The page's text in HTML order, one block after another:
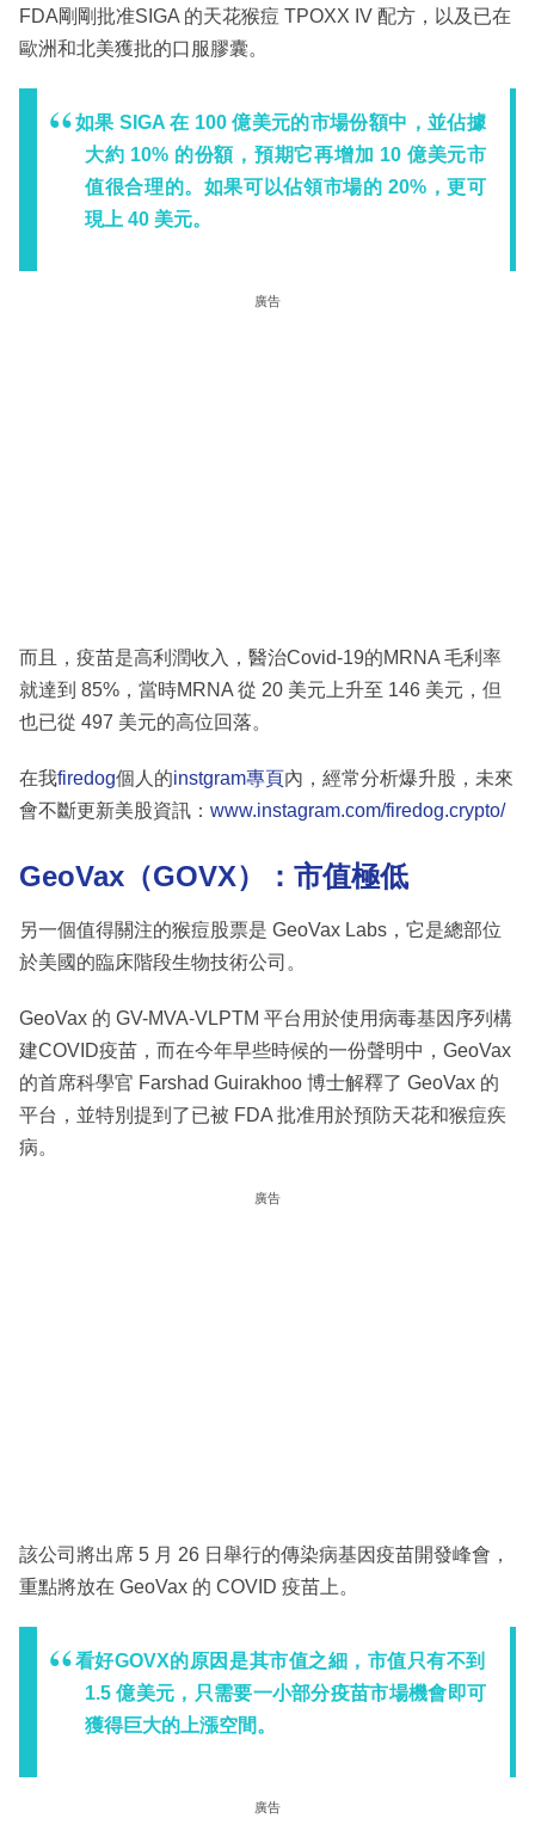
FDA剛剛批准SIGA 的天花猴痘 TPOXX IV 配方，以及已在
歐洲和北美獲批的口服膠囊。
如果 SIGA 在 100 億美元的市場份額中，並佔據
大約 10% 的份額，預期它再增加 10 億美元市
值很合理的。如果可以佔領市場的 20%，更可
現上 40 美元。
廣告
而且，疫苗是高利潤收入，醫治Covid-19的MRNA 毛利率
就達到 85%，當時MRNA 從 20 美元上升至 146 美元，但
也已從 497 美元的高位回落。
在我firedog個人的instgram專頁內，經常分析爆升股，未來
會不斷更新美股資訊： www.instagram.com/firedog.crypto/
GeoVax （GOVX）：市值極低
另一個值得關注的猴痘股票是 GeoVax Labs，它是總部位
於美國的臨床階段生物技術公司。
GeoVax 的 GV-MVA-VLPTM 平台用於使用病毒基因序列構
建COVID疫苗，而在今年早些時候的一份聲明中，GeoVax
的首席科學官 Farshad Guirakhoo 博士解釋了 GeoVax 的
平台，並特別提到了已被 FDA 批准用於預防天花和猴痘疾
病。
廣告
該公司將出席 5 月 26 日舉行的傳染病基因疫苗開發峰會，
重點將放在 GeoVax 的 COVID 疫苗上。
看好GOVX的原因是其市值之細，市值只有不到
1.5 億美元，只需要一小部分疫苗市場機會即可
獲得巨大的上漲空間。
廣告